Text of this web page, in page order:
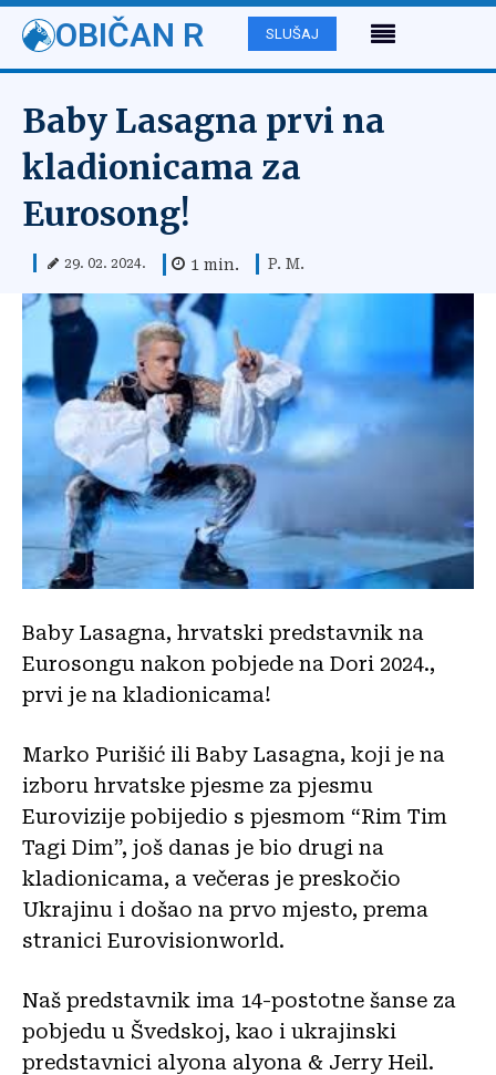
OBIČAN R SLUŠAJ
Baby Lasagna prvi na
kladionicama za
Eurosong!
29. 02. 2024. 1 min. P. M.
Baby Lasagna, hrvatski predstavnik na
Eurosongu nakon pobjede na Dori 2024.,
prvi je na kladionicama!
Marko Purišić ili Baby Lasagna, koji je na
izboru hrvatske pjesme za pjesmu
Eurovizije pobijedio s pjesmom “Rim Tim
Tagi Dim”, još danas je bio drugi na
kladionicama, a večeras je preskočio
Ukrajinu i došao na prvo mjesto, prema
stranici Eurovisionworld.
Naš predstavnik ima 14-postotne šanse za
pobjedu u Švedskoj, kao i ukrajinski
predstavnici alyona alyona & Jerry Heil.